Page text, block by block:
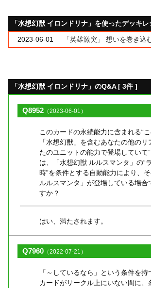
「水想幻獣 イロンドリナ」を使ったデッキレ
2023-06-01 「英雄激突」 想いを巻き込
「水想幻獣 イロンドリナ」のQ&A [ 3件 ]
Q8952 （2023-06-01）
このカードの永続能力に含まれる“
「水想幻獣」を含むあなたの他の
たのユニットの能力で登場していて
は、「水想幻獣 ルルスマンタ」の“
時”を条件とする自動能力により、
ルルスマンタ」が登場している場合
すか？
はい、満たされます。
Q7960 （2022-07-21）
「～しているなら」という条件を
カードがサークル上にいない間に、